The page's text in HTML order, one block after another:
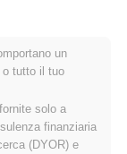
di Neko No
un
o tutto il tuo
solo a
finanziaria
(DYOR) e